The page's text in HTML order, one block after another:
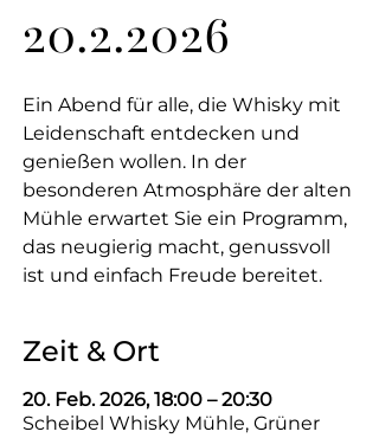
20.2.2026
Ein Abend für alle, die Whisky mit
Leidenschaft entdecken und
genießen wollen. In der
besonderen Atmosphäre der alten
Mühle erwartet Sie ein Programm,
das neugierig macht, genussvoll
ist und einfach Freude bereitet.
Zeit & Ort
20. Feb. 2026, 18:00 – 20:30
Scheibel Whisky Mühle, Grüner